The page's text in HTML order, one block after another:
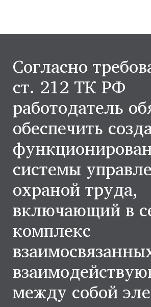
Согласно
ст. 212 ТК РФ
работодатель
обеспечить
системы
охраной труда,
включающий в
комплекс
между собой